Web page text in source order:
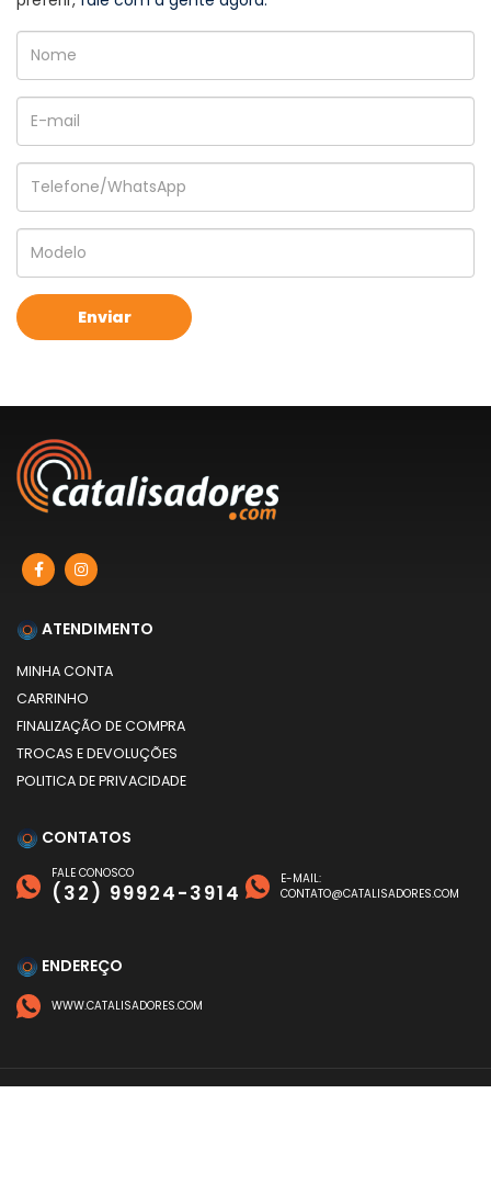
ATENDIMENTO
MINHA CONTA
CARRINHO
FINALIZAÇÃO DE COMPRA
TROCAS E DEVOLUÇÕES
POLITICA DE PRIVACIDADE
CONTATOS
FALE CONOSCO
(32) 99924-3914
E-MAIL:
CONTATO@CATALISADORES.COM
ENDEREÇO
WWW.CATALISADORES.COM